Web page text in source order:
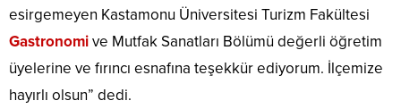
esirgemeyen Kastamonu Üniversitesi Turizm Fakültesi
Gastronomive Mutfak Sanatları Bölümü değerli öğretim
üyelerine ve fırıncı esnafına teşekkür ediyorum. İlçemize
hayırlı olsun” dedi.